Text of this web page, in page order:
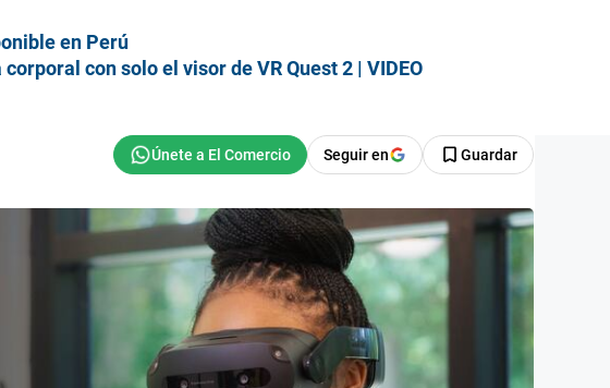
en Perú
con solo el visor de VR Quest 2 | VIDEO
Seguir en Guardar